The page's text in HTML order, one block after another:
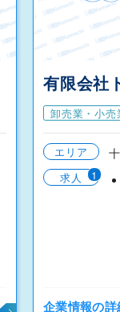
有限会社
卸売業・小売
エリア
求人 1
企業情報の